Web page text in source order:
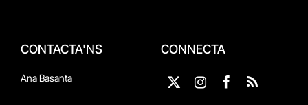
CONTACTA'NS
Ana Basanta
CONNECTA
X
Instagram
Facebook
RSS